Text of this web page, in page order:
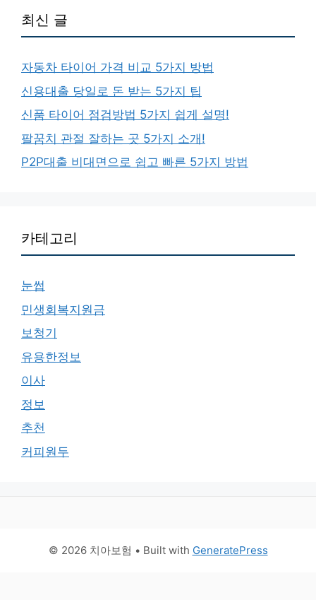
최신 글
자동차 타이어 가격 비교 5가지 방법
신용대출 당일로 돈 받는 5가지 팁
신품 타이어 점검방법 5가지 쉽게 설명!
팔꿈치 관절 잘하는 곳 5가지 소개!
P2P대출 비대면으로 쉽고 빠른 5가지 방법
카테고리
눈썹
민생회복지원금
보청기
유용한정보
이사
정보
추천
커피원두
© 2026 치아보험 • Built with GeneratePress